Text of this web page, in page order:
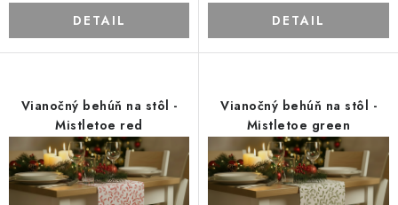
DETAIL DETAIL
Vianočný behúň na stôl -
Mistletoe red
Vianočný behúň na stôl -
Mistletoe green